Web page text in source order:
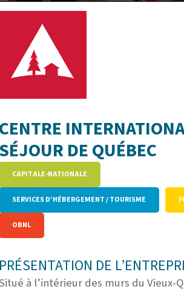
DE QUÉBEC
CAPITALE-NATIONALE
SERVICES D’HÉBERGEMENT / TOURISME
OBNL
DE
à l’intérieur des murs du Vieux-